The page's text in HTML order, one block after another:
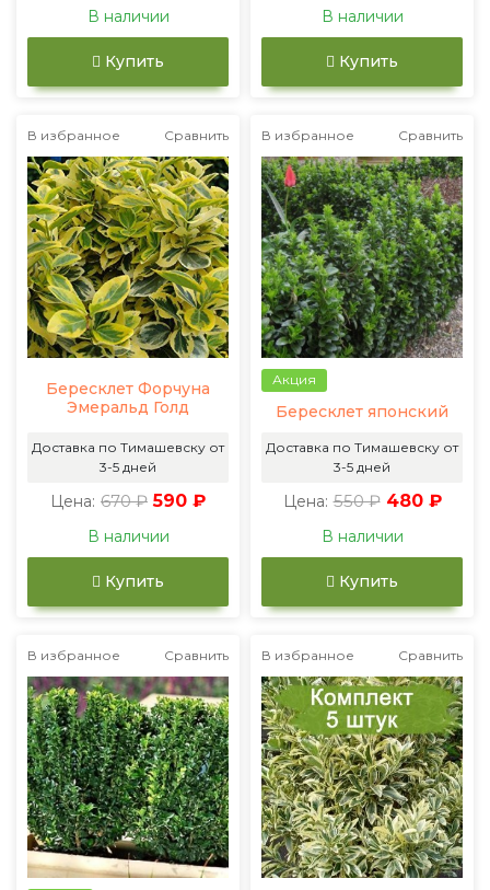
В наличии
Купить
В наличии
Купить
В избранное Сравнить
Бересклет Форчуна
Эмеральд Голд
Доставка по Тимашевску от
3-5 дней
Цена: 670 ₽ 590 ₽
В наличии
Купить
В избранное Сравнить
Акция
Бересклет японский
Доставка по Тимашевску от
3-5 дней
Цена: 550 ₽ 480 ₽
В наличии
Купить
В избранное Сравнить В избранное Сравнить